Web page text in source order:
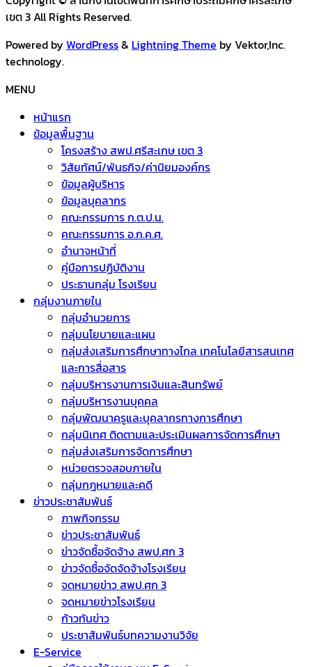
เขต 3 All Rights Reserved.
Powered by WordPress& Lightning Theme by Vektor,Inc.
technology.
MENU
หน้าแรก
ข้อมูลพื้นฐาน
โครงสร้าง สพป.ศรีสะเกษ เขต 3
วิสัยทัศน์/พันธกิจ/ค่านิยมองค์กร
ข้อมูลผู้บริหาร
ข้อมูลบุคลากร
คณะกรรมการ ก.ต.ป.น.
คณะกรรมการ อ.ก.ค.ศ.
อำนาจหน้าที่
คู่มือการปฏิบัติงาน
ประธานกลุ่ม โรงเรียน
กลุ่มงานภายใน
กลุ่มอำนวยการ
กลุ่มนโยบายและแผน
กลุ่มส่งเสริมการศึกษาทางไกล เทคโนโลยีสารสนเทศ
และการสื่อสาร
กลุ่มบริหารงานการเงินและสินทรัพย์
กลุ่มบริหารงานบุคคล
กลุ่มพัฒนาครูและบุคลากรทางการศึกษา
กลุ่มนิเทศ ติดตามและประเมินผลการจัดการศึกษา
กลุ่มส่งเสริมการจัดการศึกษา
หน่วยตรวจสอบภายใน
กลุ่มกฎหมายและคดี
ข่าวประชาสัมพันธ์
ภาพกิจกรรม
ข่าวประชาสัมพันธ์
ข่าวจัดชื้อจัดจ้าง สพป.ศก 3
ข่าวจัดซื้อจัดจัดจ้างโรงเรียน
จดหมายข่าว สพป.ศก 3
จดหมายข่าวโรงเรียน
ก้าวทันข่าว
ประชาสัมพันธ์บทความงานวิจัย
E-Service